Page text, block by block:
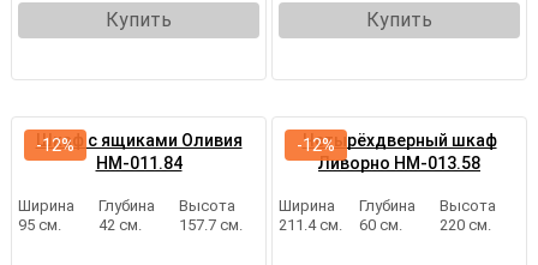
Купить Купить
Шкаф с ящиками Оливия
НМ-011.84
Ширина
95 см.
Глубина
42 см.
Высота
157.7 см.
-12%
Четырёхдверный шкаф
Ливорно НМ-013.58
Ширина
211.4 см.
Глубина
60 см.
Высота
220 см.
-12%